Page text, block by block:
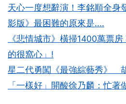
天心一度想辭演！李銘順全身
影版》最困難的原來是....
《悲情城市》橫掃1400萬票
的很窩心」!
星二代勇闖《最強綜藝秀》
「一樣好」開酸徐乃麟：忙著